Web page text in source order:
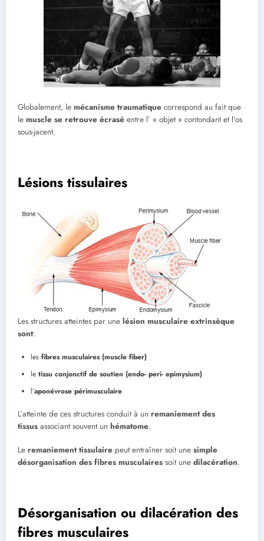
Globalement, le mécanisme traumatique correspond au fait que
le muscle se retrouve écrasé entre l’ « objet » contondant et l’os
sous-jacent.
Lésions tissulaires
Les structures atteintes par une lésion musculaire extrinsèque
sont:
les fibres musculaires (muscle fiber)
le tissu conjonctif de soutien (endo- peri- epimysium)
l’aponévrose périmusculaire
L’atteinte de ces structures conduit à un remaniement des
tissus associant souvent un hématome.
Le remaniement tissulaire peut entraîner soit une simple
désorganisation des fibres musculaires soit une dilacération.
Désorganisation ou dilacération des
fibres musculaires